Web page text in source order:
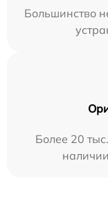
Большинство
Более 20